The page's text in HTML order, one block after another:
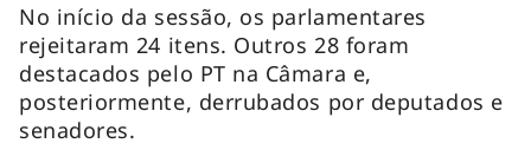
No início da sessão, os parlamentares
rejeitaram 24 itens. Outros 28 foram
destacados pelo PT na Câmara e,
posteriormente, derrubados por deputados e
senadores.